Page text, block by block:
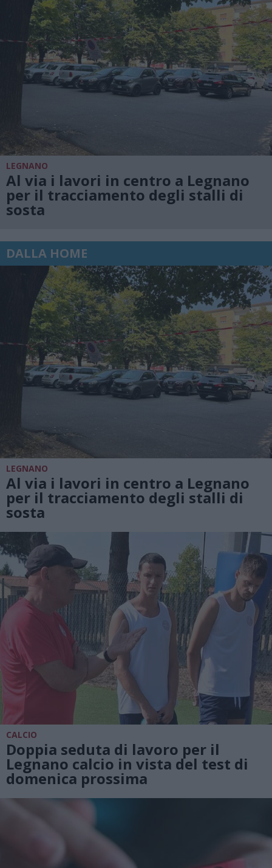
LEGNANO
Al via i lavori in centro a Legnano
per il tracciamento degli stalli di
sosta
DALLA HOME
LEGNANO
Al via i lavori in centro a Legnano
per il tracciamento degli stalli di
sosta
CALCIO
Doppia seduta di lavoro per il
Legnano calcio in vista del test di
domenica prossima